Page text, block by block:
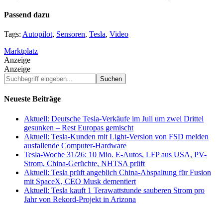
Passend dazu
Tags: Autopilot, Sensoren, Tesla, Video
Marktplatz
Anzeige
Anzeige
Suchbegriff
eingeben...
Neueste Beiträge
Aktuell: Deutsche Tesla-Verkäufe im Juli um zwei Drittel
gesunken – Rest Europas gemischt
Aktuell: Tesla-Kunden mit Light-Version von FSD melden
ausfallende Computer-Hardware
Tesla-Woche 31/26: 10 Mio. E-Autos, LFP aus USA, PV-
Strom, China-Gerüchte, NHTSA prüft
Aktuell: Tesla prüft angeblich China-Abspaltung für Fusion
mit SpaceX, CEO Musk dementiert
Aktuell: Tesla kauft 1 Terawattstunde sauberen Strom pro
Jahr von Rekord-Projekt in Arizona